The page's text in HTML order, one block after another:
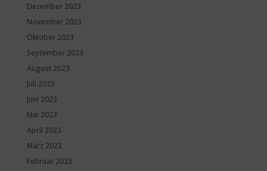
Dezember 2023
November 2023
Oktober 2023
September 2023
August 2023
Juli 2023
Juni 2023
Mai 2023
April 2023
März 2023
Februar 2023